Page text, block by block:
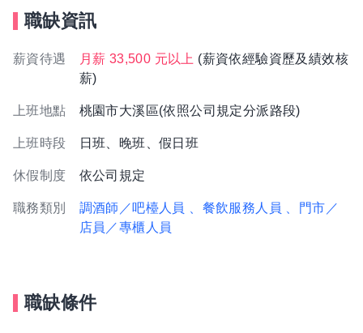
職缺資訊
薪資待遇 月薪 33,500 元以上 (薪資依經驗資歷及績效核
薪)
上班地點 桃園市大溪區(依照公司規定分派路段)
上班時段 日班、晚班、假日班
休假制度 依公司規定
職務類別 調酒師／吧檯人員 、餐飲服務人員
、門市／
店員／專櫃人員
職缺條件